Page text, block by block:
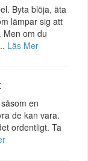
Byta blöja, äta
lämpar sig att
Men om du
Läs Mer
en
de kan vara.
ordentligt. Ta